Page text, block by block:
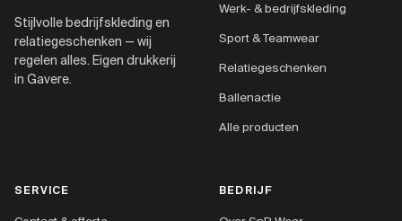
Stijlvolle bedrijfskleding en
relatiegeschenken — wij
regelen alles. Eigen drukkerij
in Gavere.
Werk- & bedrijfskleding
Sport & Teamwear
Relatiegeschenken
Ballenactie
Alle producten
SERVICE BEDRIJF